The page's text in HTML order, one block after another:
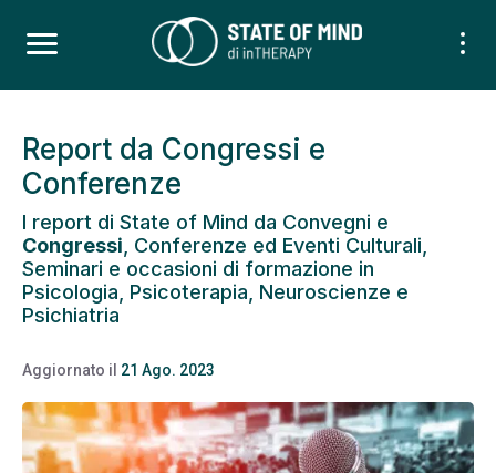
Report da Congressi e
Conferenze
I report di State of Mind da Convegni e
Congressi , Conferenze ed Eventi Culturali,
Seminari e occasioni di formazione in
Psicologia, Psicoterapia, Neuroscienze e
Psichiatria
Aggiornato il 21 Ago. 2023